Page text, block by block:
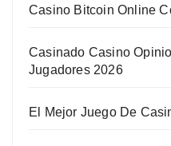
Casino Bitcoin Online
Casinado Casino
Jugadores 2026
El Mejor Juego De